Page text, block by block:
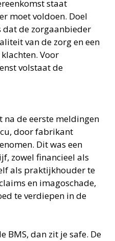
staat
moet voldoen. Doel
dat de zorgaanbieder
van de zorg en een
Voor
volstaat de
na de eerste meldingen
door fabrikant
Dit was een
zowel financieel als
als praktijkhouder te
en imagoschade,
te verdiepen in de
BMS, dan zit je safe. De